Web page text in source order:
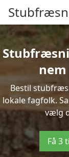
Bestil
lokale fagfolk.
vælg
Få 3